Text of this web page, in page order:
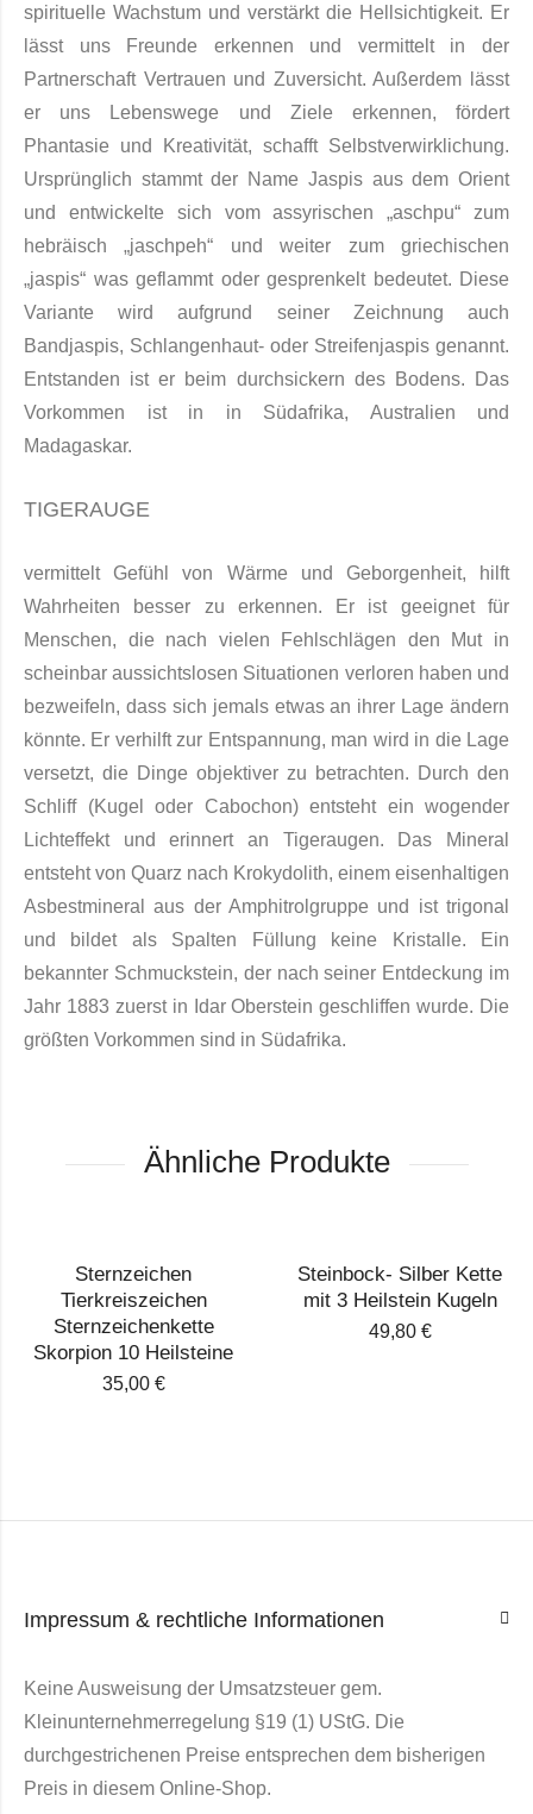
spirituelle Wachstum und verstärkt die Hellsichtigkeit. Er
lässt uns Freunde erkennen und vermittelt in der
Partnerschaft Vertrauen und Zuversicht. Außerdem lässt
er uns Lebenswege und Ziele erkennen, fördert
Phantasie und Kreativität, schafft Selbstverwirklichung.
Ursprünglich stammt der Name Jaspis aus dem Orient
und entwickelte sich vom assyrischen „aschpu“ zum
hebräisch „jaschpeh“ und weiter zum griechischen
„jaspis“ was geflammt oder gesprenkelt be­deutet. Diese
Variante wird auf­grund seiner Zeichnung auch
Bandjaspis, Schlangenhaut- oder Strei­fenjaspis ge­nannt.
Entstanden ist er beim durchsi­ckern des Bodens. Das
Vorkommen ist in in Süd­afrika, Australien und
Madagaskar.
TIGERAUGE
vermittelt Gefühl von Wärme und Geborgenheit, hilft
Wahrheiten besser zu erkennen. Er ist geeignet für
Menschen, die nach vielen Fehlschlägen den Mut in
scheinbar aussichtslosen Situationen verloren haben und
bezweifeln, dass sich jemals etwas an ihrer Lage ändern
könnte. Er verhilft zur Entspannung, man wird in die Lage
versetzt, die Dinge objektiver zu betrachten. Durch den
Schliff (Kugel oder Cabochon) entsteht ein wogender
Lichteffekt und erinnert an Tige­raugen. Das Mineral
entsteht von Quarz nach Krokydolith, einem eisenhaltigen
Asbestmineral aus der Amphitrol­gruppe und ist trigonal
und bildet als Spalten Füllung keine Kristalle. Ein
bekannter Schmuckstein, der nach seiner Entdeckung im
Jahr 1883 zuerst in Idar Oberstein geschliffen wur­de. Die
größten Vorkommen sind in Südafrika.
Ähnliche Produkte
Sternzeichen
Tierkreiszeichen
Sternzeichenkette
Skorpion 10 Heilsteine
35,00 €
Steinbock- Silber Kette
mit 3 Heilstein Kugeln
49,80 €
Impressum & rechtliche Informationen
Keine Ausweisung der Umsatzsteuer gem.
Kleinunternehmerregelung §19 (1) UStG. Die
durchgestrichenen Preise entsprechen dem bisherigen
Preis in diesem Online-Shop.